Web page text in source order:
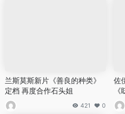
兰斯莫斯新片《善良的种类》
定档 再度合作石头姐
421 0
佐